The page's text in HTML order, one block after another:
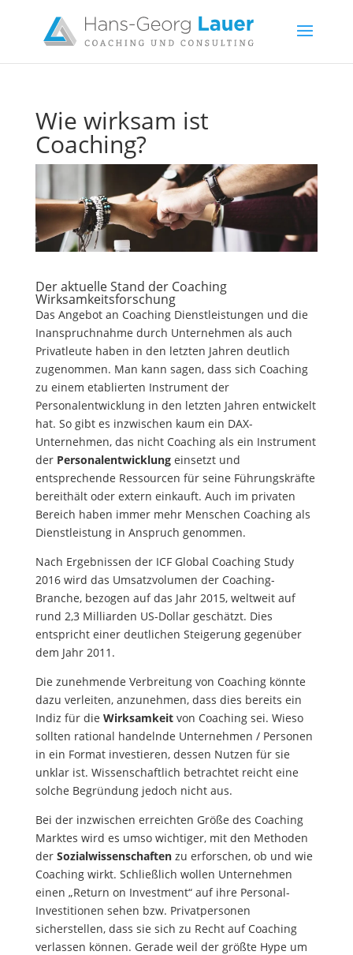
Wie wirksam ist
Coaching?
Der aktuelle Stand der Coaching
Wirksamkeitsforschung
Das Angebot an Coaching Dienstleistungen und die
Inanspruchnahme durch Unternehmen als auch
Privatleute haben in den letzten Jahren deutlich
zugenommen. Man kann sagen, dass sich Coaching
zu einem etablierten Instrument der
Personalentwicklung in den letzten Jahren entwickelt
hat. So gibt es inzwischen kaum ein DAX-
Unternehmen, das nicht Coaching als ein Instrument
der Personalentwicklungeinsetzt und
entsprechende Ressourcen für seine Führungskräfte
bereithält oder extern einkauft. Auch im privaten
Bereich haben immer mehr Menschen Coaching als
Dienstleistung in Anspruch genommen.
Nach Ergebnissen der ICF Global Coaching Study
2016 wird das Umsatzvolumen der Coaching-
Branche, bezogen auf das Jahr 2015, weltweit auf
rund 2,3 Milliarden US-Dollar geschätzt. Dies
entspricht einer deutlichen Steigerung gegenüber
dem Jahr 2011.
Die zunehmende Verbreitung von Coaching könnte
dazu verleiten, anzunehmen, dass dies bereits ein
Indiz für die Wirksamkeit von Coaching sei. Wieso
sollten rational handelnde Unternehmen / Personen
in ein Format investieren, dessen Nutzen für sie
unklar ist. Wissenschaftlich betrachtet reicht eine
solche Begründung jedoch nicht aus.
Bei der inzwischen erreichten Größe des Coaching
Marktes wird es umso wichtiger, mit den Methoden
der Sozialwissenschaftenzu erforschen, ob und wie
Coaching wirkt. Schließlich wollen Unternehmen
einen „Return on Investment“ auf ihre Personal-
Investitionen sehen bzw. Privatpersonen
sicherstellen, dass sie sich zu Recht auf Coaching
verlassen können. Gerade weil der größte Hype um